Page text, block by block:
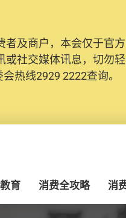
者及商户，本会仅于官
或社交媒体讯息，切勿
热线2929 2222查询。
育 消费全攻略 消